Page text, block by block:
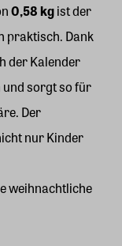
0,58 kgist der
praktisch. Dank
der Kalender
sorgt so für
Der
nur Kinder
weihnachtliche